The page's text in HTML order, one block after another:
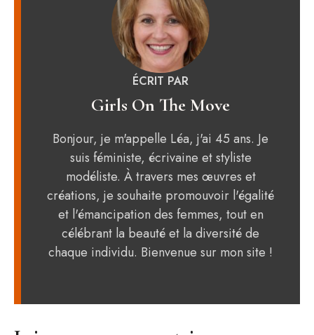
ÉCRIT PAR
Girls On The Move
Bonjour, je m'appelle Léa, j'ai 45 ans. Je
suis féministe, écrivaine et styliste
modéliste. À travers mes œuvres et
créations, je souhaite promouvoir l'égalité
et l'émancipation des femmes, tout en
célébrant la beauté et la diversité de
chaque individu. Bienvenue sur mon site !